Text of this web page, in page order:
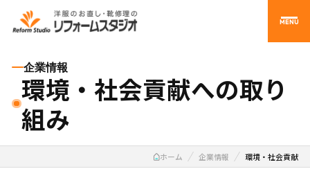
MENU
企業情報
環境・社会貢献への取り
組み
ホーム 企業情報 環境・社会貢献